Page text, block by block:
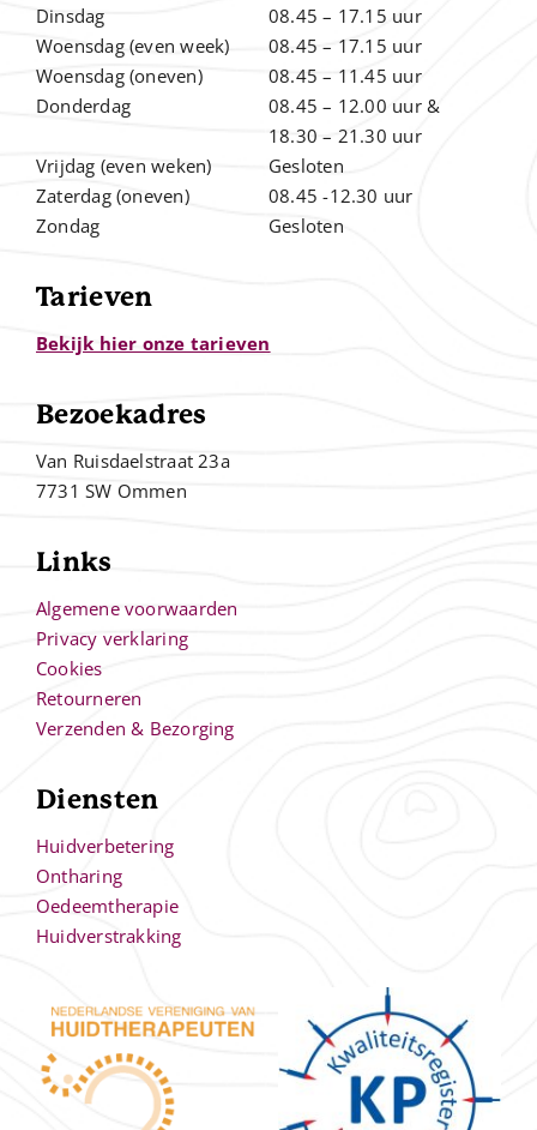
Dinsdag
Woensdag (even week)
Woensdag (oneven)
Donderdag
Vrijdag (even weken)
Zaterdag (oneven)
Zondag
08.45 – 17.15 uur
08.45 – 17.15 uur
08.45 – 11.45 uur
08.45 – 12.00 uur &
18.30 – 21.30 uur
Gesloten
08.45 -12.30 uur
Gesloten
Tarieven
Bekijk hier onze tarieven
Bezoekadres
Van Ruisdaelstraat 23a
7731 SW Ommen
Links
Algemene voorwaarden
Privacy verklaring
Cookies
Retourneren
Verzenden & Bezorging
Diensten
Huidverbetering
Ontharing
Oedeemtherapie
Huidverstrakking